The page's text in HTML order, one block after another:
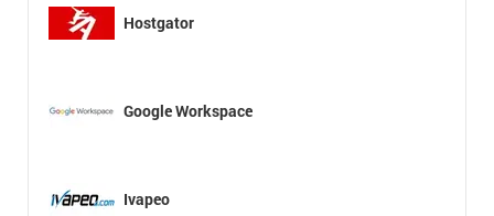
Hostgator
Google Workspace
Ivapeo